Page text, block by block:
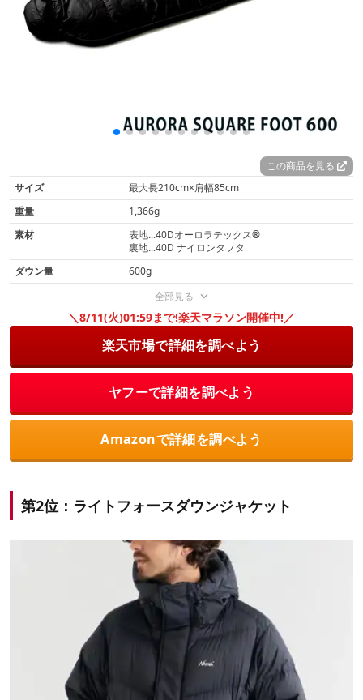
この商品を見る
サイズ
最大長210cm×肩幅85cm
重量
1,366g
素材
表地...40Dオーロラテックス®
裏地...40D ナイロンタフタ
ダウン量
600g
全部見る
＼8/11(火)01:59まで!楽天マラソン開催中!／
楽天市場で詳細を調べよう
ヤフーで詳細を調べよう
Amazonで詳細を調べよう
第2位：ライトフォースダウンジャケット